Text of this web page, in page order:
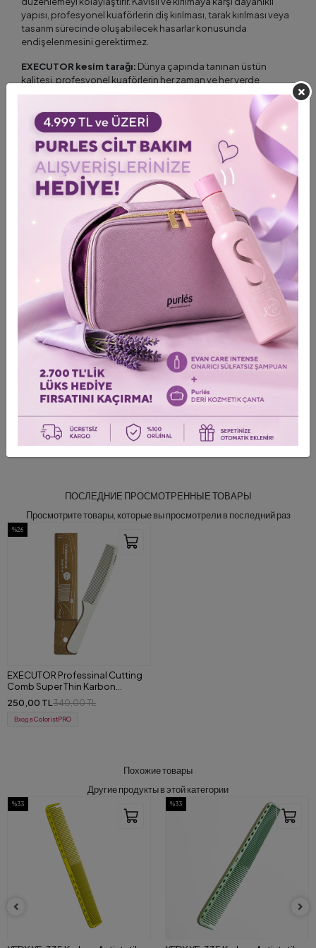
yapısı, profesyonel kuaförlerin diş kırılması, tarak kırılması veya
tasarım sürecinde oluşabilecek hasarlar konusunda
endişelenmesini gerektirmez.
EXECUTOR kesim tarağı: Dünya çapında tanınan üstün
kalitesi, profesyonel kuaförlerin her zaman ve her yerde
güvenle kullanabilmesini garanti eder. Bu nedenle profesyonel
kesim tarağı, yaratıcı saç modelleri ve tasarım ilhamının her
aşamasında, dünya çapındaki ünlü kuaförlerin vazgeçilmez
tercihi ve bir prestij sembolü haline gelmiştir.
Made in England
Пол Ребенок Мужчина
Женщина
Место доставки
Оборудование для
парикмахерских
Kesim Tarağı
Расческа и щетка Гребень для стрижки
Информация о доставке и доставке
0/0 Оставить комментарий
ПОСЛЕДНИЕ ПРОСМОТРЕННЫЕ ТОВАРЫ
Просмотрите товары, которые вы просмотрели в последний раз
%26
EXECUTOR Professinal Cutting
Comb Super Thin Karbon
Antistatik Saç Kesim Tarağı
250,00 TL 340,00 TL
Вход в ColoristPRO
Похожие товары
Другие продукты в этой категории